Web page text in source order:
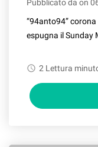
Pubblicato da on
“94anto94”
espugna il Sunday
watch_later 2 Lettura